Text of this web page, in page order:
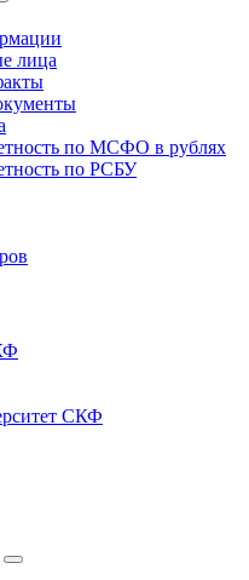
лица
по МСФО в рублях
по РСБУ
СКФ